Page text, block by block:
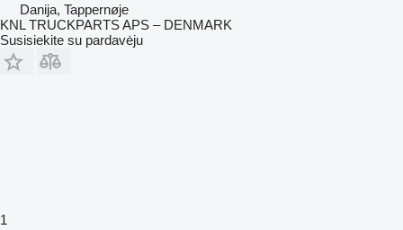
Danija, Tappernøje
KNL TRUCKPARTS APS – DENMARK
Susisiekite su pardavėju
1